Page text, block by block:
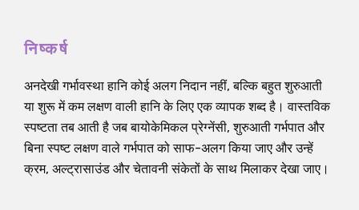
निष्कर्ष
अनदेखी गर्भावस्था हानि कोई अलग निदान नहीं, बल्कि बहुत शुरुआती
या शुरू में कम लक्षण वाली हानि के लिए एक व्यापक शब्द है। वास्तविक
स्पष्टता तब आती है जब बायोकेमिकल प्रेग्नेंसी, शुरुआती गर्भपात और
बिना स्पष्ट लक्षण वाले गर्भपात को साफ-अलग किया जाए और उन्हें
क्रम, अल्ट्रासाउंड और चेतावनी संकेतों के साथ मिलाकर देखा जाए।